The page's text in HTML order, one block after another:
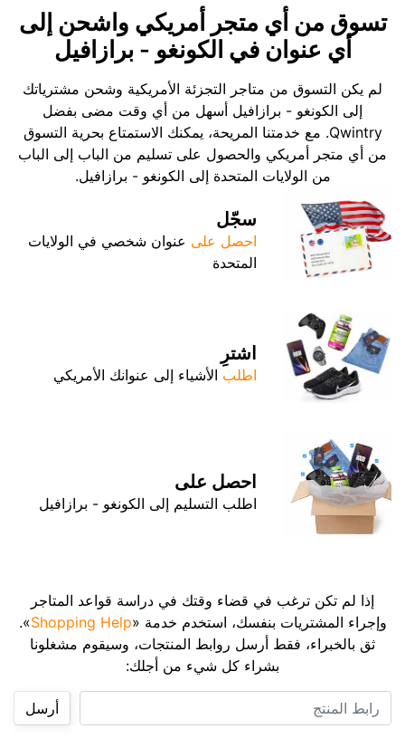
تسوق من أي متجر أمريكي واشحن إلى
أي عنوان في الكونغو - برازافيل
لم يكن التسوق من متاجر التجزئة الأمريكية وشحن مشترياتك
إلى الكونغو - برازافيل أسهل من أي وقت مضى بفضل
Qwintry. مع خدمتنا المريحة، يمكنك الاستمتاع بحرية التسوق
من أي متجر أمريكي والحصول على تسليم من الباب إلى الباب
من الولايات المتحدة إلى الكونغو - برازافيل.
سجّل
احصل على عنوان شخصي في الولايات
المتحدة
اشترِ
اطلب الأشياء إلى عنوانك الأمريكي
احصل على
اطلب التسليم إلى الكونغو - برازافيل
إذا لم تكن ترغب في قضاء وقتك في دراسة قواعد المتاجر
وإجراء المشتريات بنفسك، استخدم خدمة «Shopping Help
».
ثق بالخبراء، فقط أرسل روابط المنتجات، وسيقوم مشغلونا
بشراء كل شيء من أجلك:
أرسل